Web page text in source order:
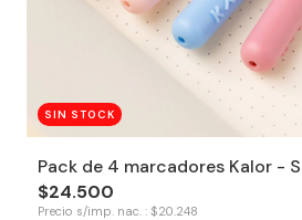
SIN STOCK
Pack de 4 marcadores Kalor -
$24.500
Precio s/imp. nac. : $20.248